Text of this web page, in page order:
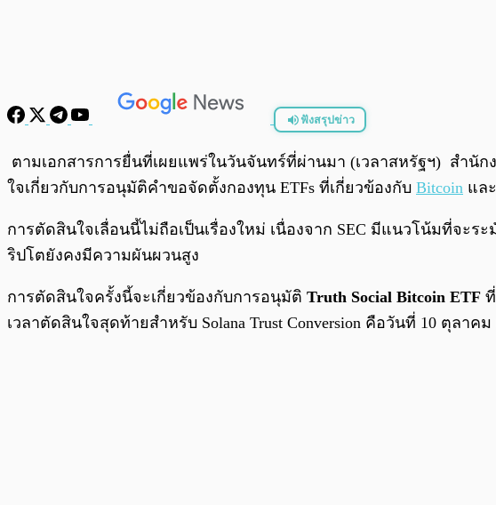
ฟังสรุปข่าว
พร้อมเล่น
ตามเอกสารการยื่นที่เผยแพร่ในวันจันทร์ที่ผ่านมา (เวลาสหรัฐฯ) สำ
ใจเกี่ยวกับการอนุมัติคำขอจัดตั้งกองทุน ETFs ที่เกี่ยวข้องกับ Bitcoin แล
การตัดสินใจเลื่อนนี้ไม่ถือเป็นเรื่องใหม่ เนื่องจาก SEC มีแนวโน้มที่จะ
ริปโตยังคงมีความผันผวนสูง
การตัดสินใจครั้งนี้จะเกี่ยวข้องกับการอนุมัติ Truth Social Bitcoin ETF
เวลาตัดสินใจสุดท้ายสำหรับ Solana Trust Conversion คือวันที่ 10 ตุลา